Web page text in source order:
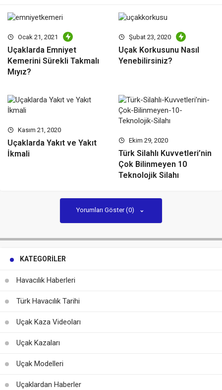
Ocak 21, 2021
Uçaklarda Emniyet
Kemerini Sürekli Takmalı
Mıyız?
Şubat 23, 2020
Uçak Korkusunu Nasıl
Yenebilirsiniz?
Kasım 21, 2020
Uçaklarda Yakıt ve Yakıt
İkmali
Ekim 29, 2020
Türk Silahlı Kuvvetleri’nin
Çok Bilinmeyen 10
Teknolojik Silahı
Yorumları Göster (0)
KATEGORILER
Havacılık Haberleri
Türk Havacılık Tarihi
Uçak Kaza Videoları
Uçak Kazaları
Uçak Modelleri
Uçaklardan Haberler